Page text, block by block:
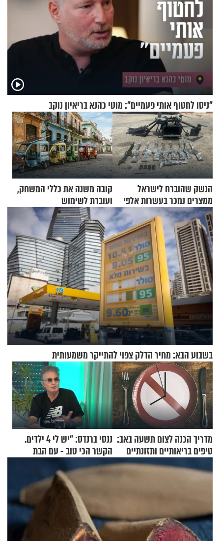
"ניסו לחטוף אותי פעמיים": מוטי כהנא בריאיון נוקב
הנשק שהוברח לישראל
ממצרים נמכר בעשרות אלפי
שקלים
קובה משנה את כללי המשחק,
ועוברת לשימוש
בתלת־אופנועים סולאריים
בשבוע הבא: מחיר הדלק צפוי להתייקר משמעותית
מדריך הכנה לצום תשעה באב:
טיפים בריאותיים ותזונתיים
לשמירה על הגוף
ננסי ברנדס: "יש לי 4 ילדים.
הקשר הכי טוב - עם הבת
החרדית"